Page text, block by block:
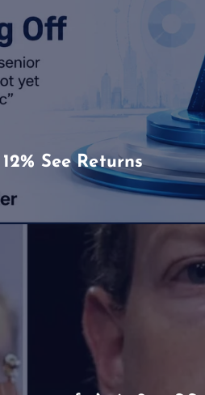
See Returns